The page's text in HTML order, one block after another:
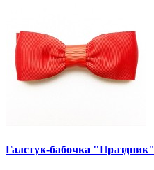
Галстук-бабочка "Праздник"